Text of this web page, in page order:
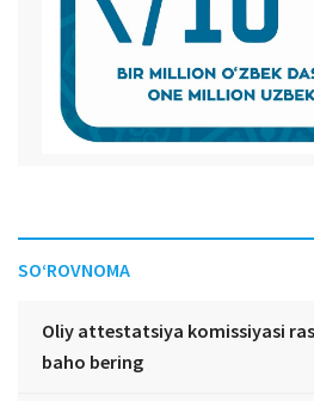
SO‘ROVNOMA
Oliy attestatsiya komissiyasi
baho bering